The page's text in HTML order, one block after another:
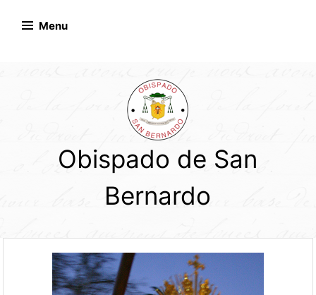
Menu
Obispado de San
Bernardo